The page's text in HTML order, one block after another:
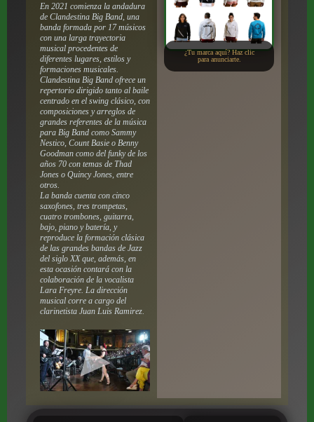
En 2021 comienza la andadura
de Clandestina Big Band, una
banda formada por 17 músicos
con una larga trayectoria
musical procedentes de
diferentes lugares, estilos y
formaciones musicales.
Clandestina Big Band ofrece un
repertorio dirigido tanto al baile
centrado en el swing clásico, con
composiciones y arreglos de
grandes referentes de la música
para Big Band como Sammy
Nestico, Count Basie o Benny
Goodman como del funky de los
años 70 con temas de Thad
Jones o Quincy Jones, entre
otros.
La banda cuenta con cinco
saxofones, tres trompetas,
cuatro trombones, guitarra,
bajo, piano y batería, y
reproduce la formación clásica
de las grandes bandas de Jazz
del siglo XX que, además, en
esta ocasión contará con la
colaboración de la vocalista
Lara Freyre. La dirección
musical corre a cargo del
clarinetista Juan Luis Ramirez.
¿Tu marca aquí? Haz clic
para anunciarte.